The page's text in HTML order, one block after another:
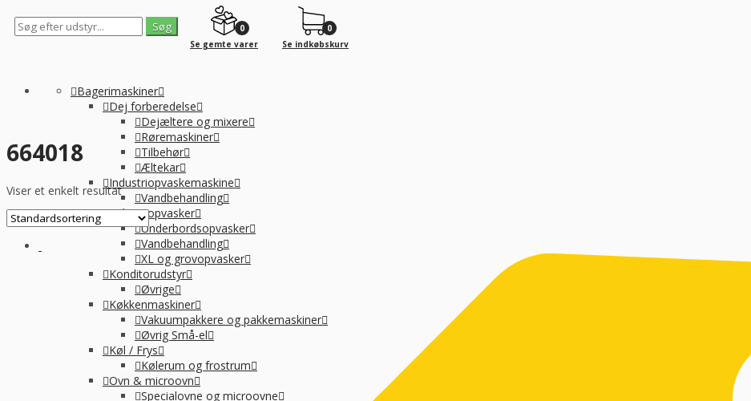
0
Se gemte varer
0
Se indkøbskurv
Bagerimaskiner
Dej forberedelse
Dejæltere og mixere
Røremaskiner
Tilbehør
Æltekar
Industriopvaskemaskine
Vandbehandling
Industriopvasker
Underbordsopvasker
Vandbehandling
XL og grovopvasker
Konditorudstyr
Øvrige
Køkkenmaskiner
Vakuumpakkere og pakkemaskiner
Øvrig Små-el
Køl / Frys
Kølerum og frostrum
Ovn & microovn
Specialovne og microovne
664018
Viser et enkelt resultat